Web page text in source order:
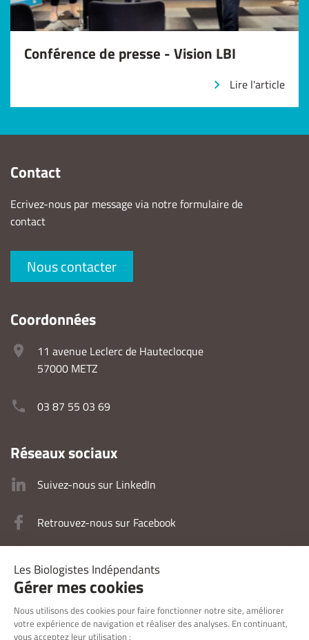
Conférence de presse - Vision LBI
Lire l'article
Contact
Ecrivez-nous par message via notre formulaire de
contact
Nous contacter
Coordonnées
11 avenue Leclerc de Hauteclocque
57000 METZ
03 87 55 03 69
Réseaux sociaux
Suivez-nous sur LinkedIn
Retrouvez-nous sur Facebook
Retrouvez-nous sur Instagram
Mentions légales Politique de confidentialité